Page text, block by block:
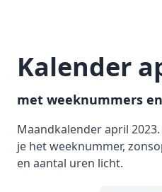
Kalender
met weeknummers
Maandkalender april
je het weeknummer,
en aantal uren licht.